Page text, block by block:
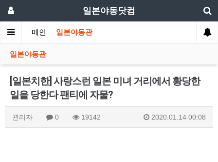
일본야동닷컴
메인 일본야동관
일본야동관
[일본치한] 사랑스런 일본 미녀 거리에서 황당한
일을 당한다 팬티에 자물?
관리자 0 19142 2020.01.14 00:08